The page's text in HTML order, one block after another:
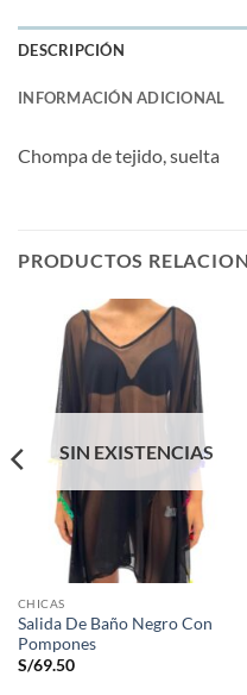
DESCRIPCIÓN
INFORMACIÓN ADICIONAL
Chompa de tejido, suelta
PRODUCTOS
SIN EXISTENCIAS
CHICAS
Salida De Baño Negro Con
Pompones
S/69.50